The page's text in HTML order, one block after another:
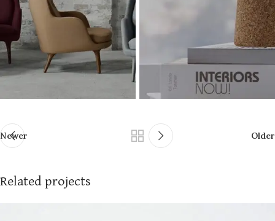
Newer Older
Related projects